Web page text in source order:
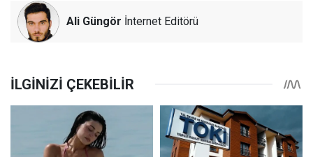
Ali Güngör İnternet Editörü